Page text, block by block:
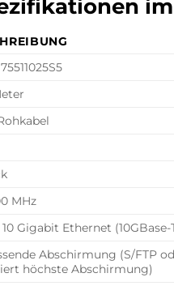
MHz
Gigabit Ethernet
Abschirmung (S/FTP
höchste Abschirmung)